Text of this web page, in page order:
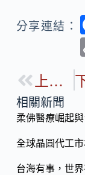
分享連結：
上一篇
相關新聞
柔佛醫療崛起
全球晶圓代工
台海有事，世